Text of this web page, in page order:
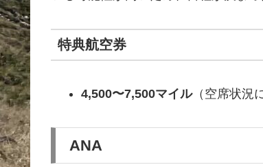
特典航空券
4,500〜7,500マイル（空席状況
ANA